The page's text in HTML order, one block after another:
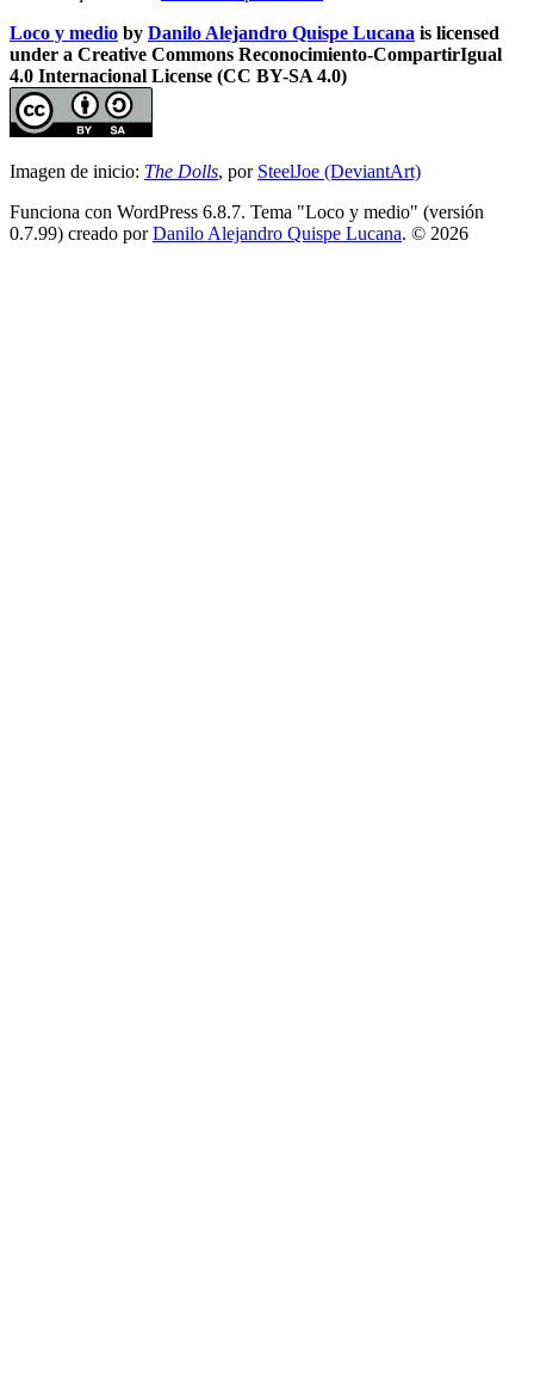
Loco y medio by Danilo Alejandro Quispe Lucana is licensed
under a Creative Commons Reconocimiento-CompartirIgual
4.0 Internacional License (CC BY-SA 4.0)
Imagen de inicio: The Dolls, por SteelJoe (DeviantArt)
Funciona con WordPress 6.8.7. Tema "Loco y medio" (versión
0.7.99) creado porDanilo Alejandro Quispe Lucana. © 2026